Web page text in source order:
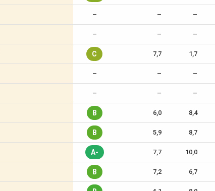
– – –
– – –
C 7,7 1,7
– – –
– – –
B 6,0 8,4
B 5,9 8,7
A- 7,7 10,0
B 7,2 6,7